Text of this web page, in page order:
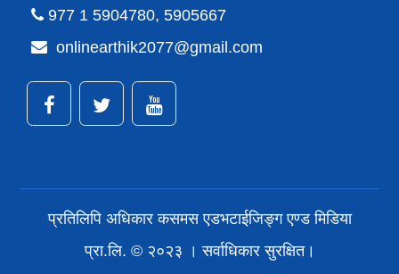
977 1 5904780, 5905667
onlinearthik2077@gmail.com
प्रतिलिपि अधिकार कसमस एडभटाईजिङ्ग एण्ड मिडिया
प्रा.लि. © २०२३ । सर्वाधिकार सुरक्षित।